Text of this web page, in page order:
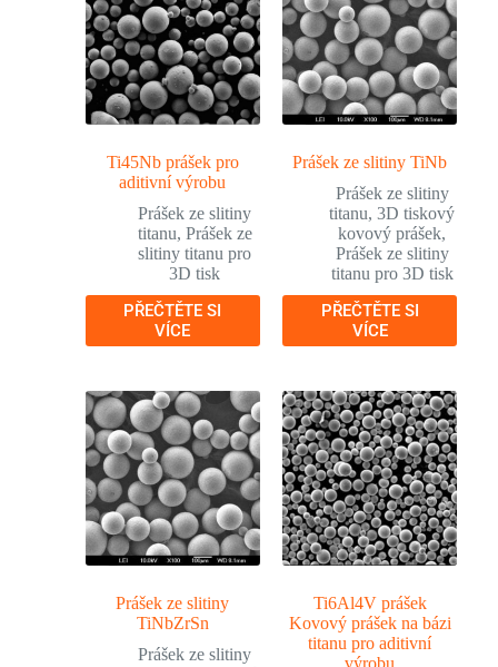
Ti45Nb prášek pro
aditivní výrobu
Prášek ze slitiny
titanu, Prášek ze
slitiny titanu pro
3D tisk
PŘEČTĚTE SI
VÍCE
Prášek ze slitiny TiNb
Prášek ze slitiny
titanu,3D tiskový
kovový prášek,
Prášek ze slitiny
titanu pro 3D tisk
PŘEČTĚTE SI
VÍCE
Prášek ze slitiny
TiNbZrSn
Prášek ze slitiny
Ti6Al4V prášek
Kovový prášek na bázi
titanu pro aditivní
výrobu